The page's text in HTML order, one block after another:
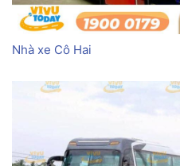
Nhà xe Cô Hai